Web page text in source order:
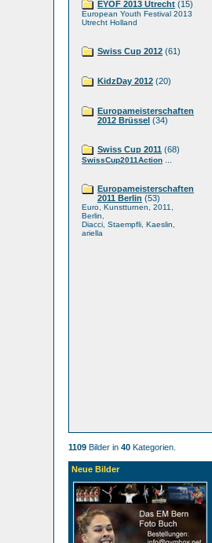
EYOF 2013 Utrecht (15)
European Youth Festival 2013
Utrecht Holland
Swiss Cup 2012 (61)
KidzDay 2012 (20)
Europameisterschaften
2012 Brüssel (34)
Swiss Cup 2011 (68)
SwissCup2011Action
Europameisterschaften
2011 Berlin (53)
Euro, Kunstturnen, 2011,
Berlin,
Diacci, Staempfli, Kaeslin,
ariella
1109 Bilder in 40 Kategorien.
Neue Bilder